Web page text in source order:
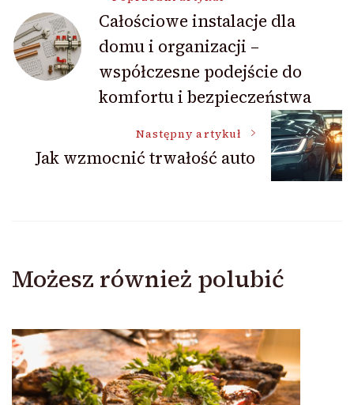
wpisu
Całościowe instalacje dla
domu i organizacji –
współczesne podejście do
komfortu i bezpieczeństwa
Następny artykuł
Jak wzmocnić trwałość auto
Możesz również polubić